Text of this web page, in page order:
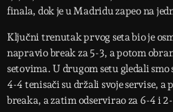
finala, dok je u Madridu zapeo na
Ključni trenutak prvog seta bio je
napravio break za 5-3, a potom
setovima. U drugom setu gledali
4-4 tenisači su držali svoje servise, a
breaka, a zatim odservirao za 6-4 i